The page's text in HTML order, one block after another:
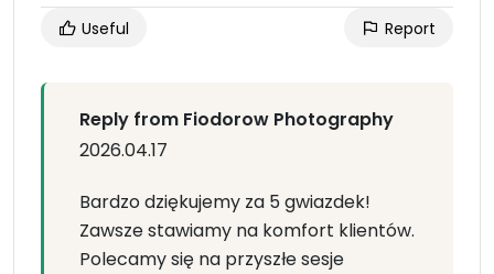
Useful Report
Reply from Fiodorow Photography
2026.04.17
Bardzo dziękujemy za 5 gwiazdek!
Zawsze stawiamy na komfort klientów.
Polecamy się na przyszłe sesje